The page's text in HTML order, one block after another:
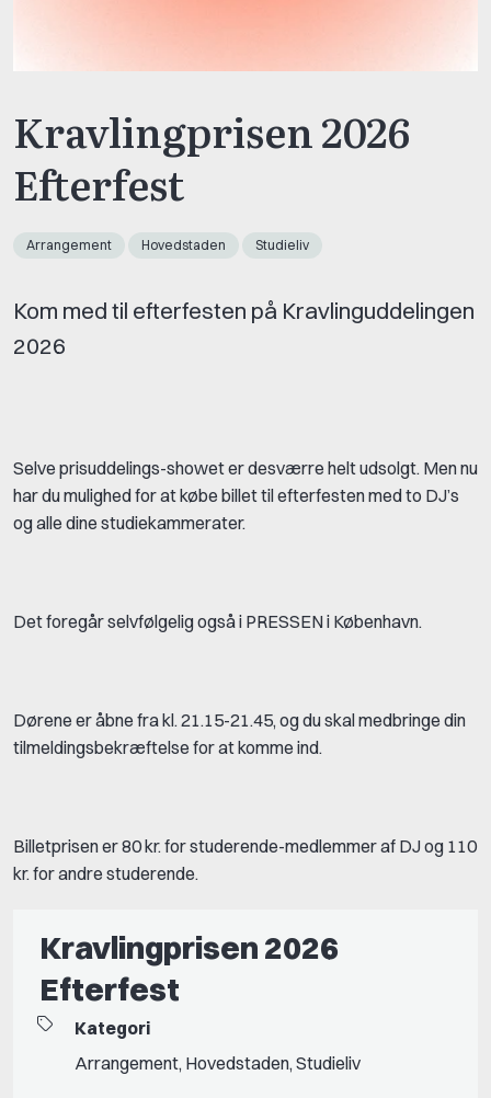
Kravlingprisen 2026
Efterfest
Arrangement Hovedstaden Studieliv
Kom med til efterfesten på Kravlinguddelingen
2026
Selve prisuddelings-showet er desværre helt udsolgt. Men nu
har du mulighed for at købe billet til efterfesten med to DJ’s
og alle dine studiekammerater.
Det foregår selvfølgelig også i PRESSEN i København.
Dørene er åbne fra kl. 21.15-21.45, og du skal medbringe din
tilmeldingsbekræftelse for at komme ind.
Billetprisen er 80 kr. for studerende-medlemmer af DJ og 110
kr. for andre studerende.
Kravlingprisen 2026
Efterfest
Kategori
Arrangement, Hovedstaden,Studieliv